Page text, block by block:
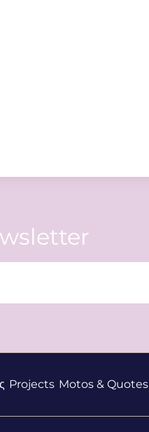
Projects Motos & Quotes